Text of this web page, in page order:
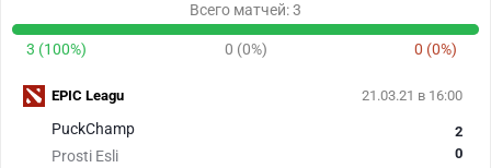
Всего матчей: 3
3 (100%) 0 (0%) 0 (0%)
21.03.21 в 16:00
PuckChamp
Prosti Esli
2
0
EPIC Leagu